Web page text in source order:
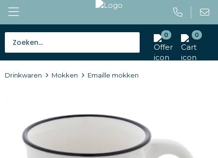
0 0
Tassen
Giveaways
Drinkwaren
Drinkwaren Mokken Emaille mokken